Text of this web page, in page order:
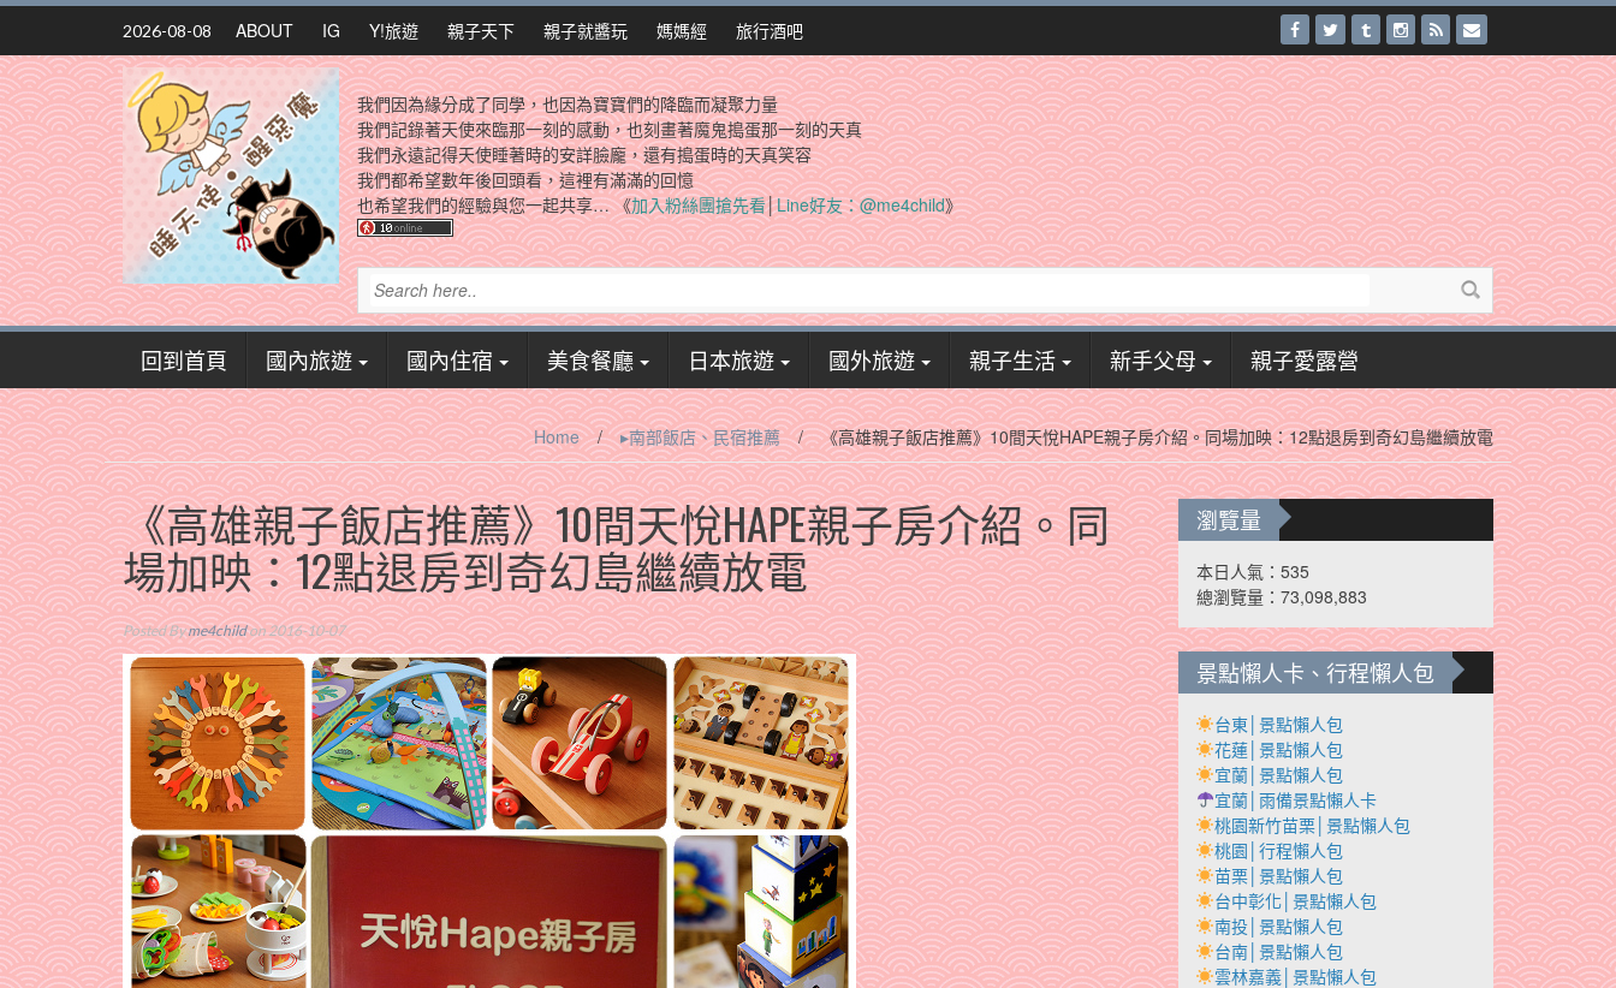
Skip
content
2026-08-08 ABOUT IG Y!旅遊 親子天下 親子就醬玩 媽媽經 旅行酒吧
我們因為緣分成了同學，也因為寶寶們的降臨而凝聚力量
我們記錄著天使來臨那一刻的感動，也刻畫著魔鬼搗蛋那一刻的天真
我們永遠記得天使睡著時的安詳臉龐，還有搗蛋時的天真笑容
我們都希望數年後回頭看，這裡有滿滿的回憶
也希望我們的經驗與您一起共享… 《加入粉絲團搶先看│Line好友：@me4child》
回到首頁 國內旅遊 國內住宿 美食餐廳 日本旅遊 國外旅遊 親子生活 新手父母 親子愛露營
Home / ▸南部飯店、民宿推薦 / 《高雄親子飯店推薦》10間天悅HAPE親子房介紹。同場加映：12點退房到奇幻島繼續放電
《高雄親子飯店推薦》10間天悅HAPE親子房介紹。同
場加映：12點退房到奇幻島繼續放電
Posted Byme4childon 2016-10-07
瀏覽量
本日人氣：535
總瀏覽量：73,098,883
景點懶人卡、行程懶人包
台東│景點懶人包
花蓮│景點懶人包
宜蘭│景點懶人包
宜蘭│雨備景點懶人卡
桃園新竹苗栗│景點懶人包
桃園│行程懶人包
苗栗│景點懶人包
台中彰化│景點懶人包
南投│景點懶人包
台南│景點懶人包
雲林嘉義│景點懶人包